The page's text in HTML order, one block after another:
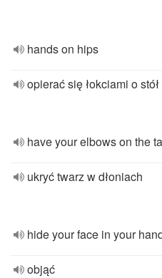
hands on hips
opierać się łokciami o stół
have your elbows on the
ukryć twarz w dłoniach
hide your face in your
objąć